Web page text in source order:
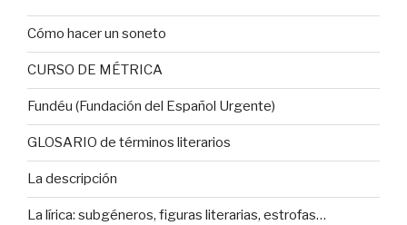
Cómo hacer un soneto
CURSO DE MÉTRICA
Fundéu (Fundación del Español Urgente)
GLOSARIO de términos literarios
La descripción
La lírica: subgéneros, figuras literarias, estrofas…